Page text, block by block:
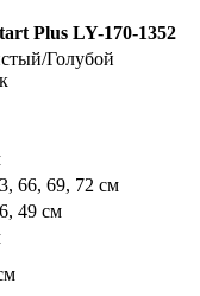
Plus LY-170-1352
Голубой
66, 69, 72 см
49 см